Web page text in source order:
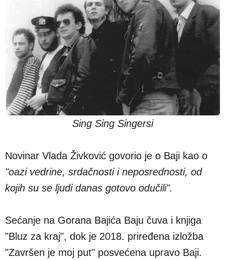
Sing Sing Singersi
Novinar Vlada Živković govorio je o Baji kao o
"oazi vedrine, srdačnosti i neposrednosti, od
kojih su se ljudi danas gotovo odučili".
Sećanje na Gorana Bajića Baju čuva i knjiga
"Bluz za kraj", dok je 2018. priređena izložba
"Završen je moj put" posvećena upravo Baji.